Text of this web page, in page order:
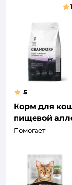
1
5
Корм для
пищевой
Помогает